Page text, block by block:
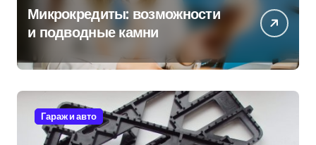
Микрокредиты: возможности
и подводные камни
Гараж и авто